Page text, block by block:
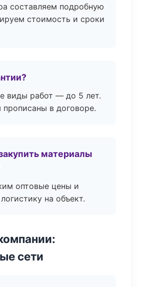
составляем подробную
стоимость и сроки
виды работ — до 5 лет.
прописаны в договоре.
материалы
оптовые цены и
на объект.
сети